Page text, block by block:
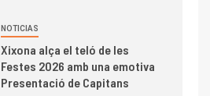
NOTICIAS
Xixona alça el teló de les
Festes 2026 amb una emotiva
Presentació de Capitans